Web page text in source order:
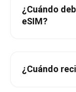
¿Cuándo
eSIM?
¿Cuándo